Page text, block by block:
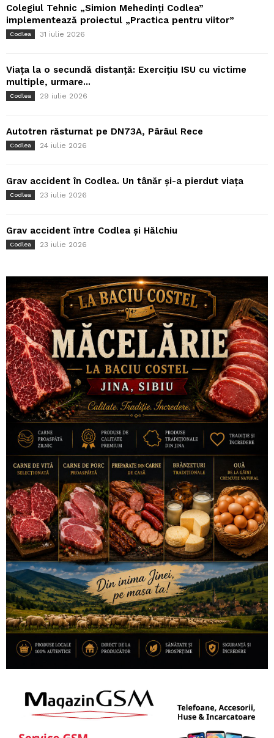
Colegiul Tehnic „Simion Mehedinți Codlea”
implementează proiectul „Practica pentru viitor”
Codlea 31 iulie 2026
Viața la o secundă distanță: Exercițiu ISU cu victime
multiple, urmare...
Codlea 29 iulie 2026
Autotren răsturnat pe DN73A, Pârâul Rece
Codlea 24 iulie 2026
Grav accident în Codlea. Un tânăr și-a pierdut viața
Codlea 23 iulie 2026
Grav accident între Codlea și Hălchiu
Codlea 23 iulie 2026